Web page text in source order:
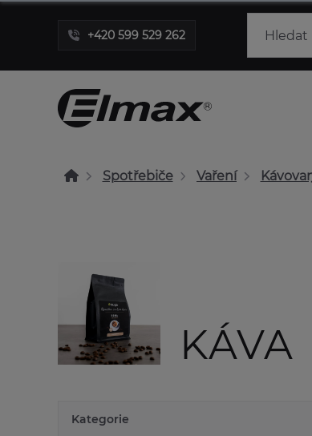
+420 599 529 262
Spotřebiče Vaření
KÁVA
Kategorie